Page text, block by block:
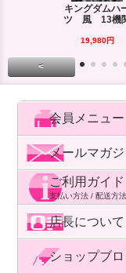
キングダムハ
ツ 風 13機
19,980円
<
会員メニュー
メールマガ
ご利用ガイド
支払い方法 / 配送方
店長について
ショップブ